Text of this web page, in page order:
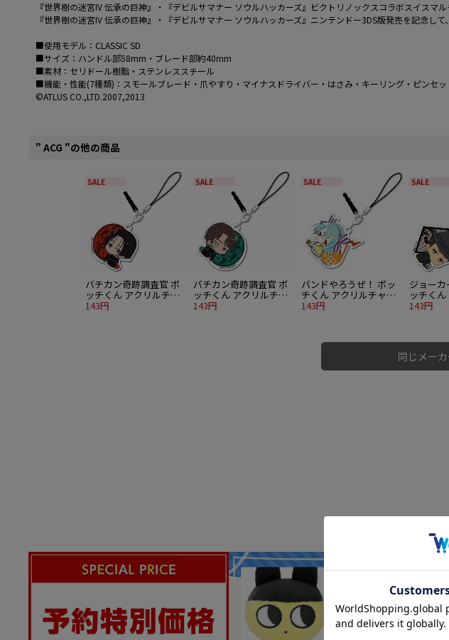
『世界樹の迷宮IV 伝承の巨神』・『デビルサマナー ソウルハッカーズ』ビクトリノックスコラボスイスマル
『世界樹の迷宮IV 伝承の巨神』・『デビルサマナー ソウルハッカーズ』ニンテンドー3DS版発売を記念し
■使用モデル：CLASSIC SD
■サイズ：ハンドル部58mm・ブレード部約40mm
■素材：セリドール樹脂・ステンレススチール
■機能・性能(7種類)：スモールブレード・爪やすり・マイナスドライバー・はさみ・キーリング・ピンセッ
©ATLUS CO.,LTD.2007,2013
" ACG "の他の商品
SALE
バチカン奇跡調査官 ボ
ッチくん アクリルチャ
ーム 平賀・ヨゼフ・庚
143円
SALE
バチカン奇跡調査官 ボ
ッチくん アクリルチャ
ーム ロベルト・ニコラ
143円
SALE
バンドやろうぜ！ ボッ
チくん アクリルチャー
ム ミント
143円
SALE
ジョー
ッチく
ーム 第2
143円
同じメー